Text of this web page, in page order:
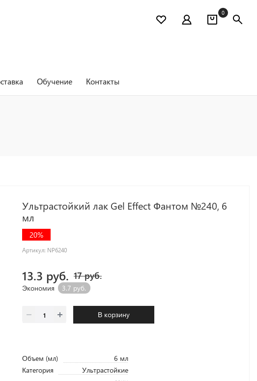
0
Обучение Контакты
Ультрастойкий лак Gel Effect Фантом №240, 6
мл
20%
Артикул: NP6240
13.3 руб. 17 руб.
Экономия 3.7 руб.
В корзину
Объем (мл)
6 мл
Категория
Ультрастойкие